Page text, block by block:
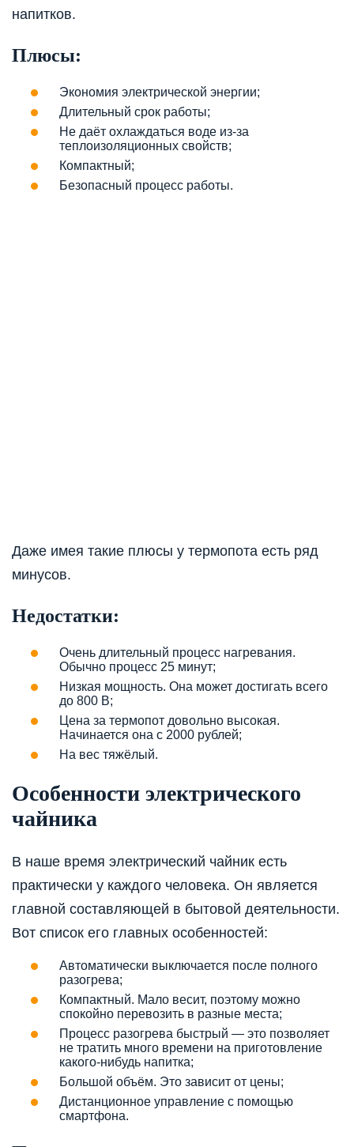
напитков.
Плюсы:
Экономия электрической энергии;
Длительный срок работы;
Не даёт охлаждаться воде из-за
теплоизоляционных свойств;
Компактный;
Безопасный процесс работы.
Даже имея такие плюсы у термопота есть ряд
минусов.
Недостатки:
Очень длительный процесс нагревания.
Обычно процесс 25 минут;
Низкая мощность. Она может достигать всего
до 800 В;
Цена за термопот довольно высокая.
Начинается она с 2000 рублей;
На вес тяжёлый.
Особенности электрического
чайника
В наше время электрический чайник есть
практически у каждого человека. Он является
главной составляющей в бытовой деятельности.
Вот список его главных особенностей:
Автоматически выключается после полного
разогрева;
Компактный. Мало весит, поэтому можно
спокойно перевозить в разные места;
Процесс разогрева быстрый — это позволяет
не тратить много времени на приготовление
какого-нибудь напитка;
Большой объём. Это зависит от цены;
Дистанционное управление с помощью
смартфона.